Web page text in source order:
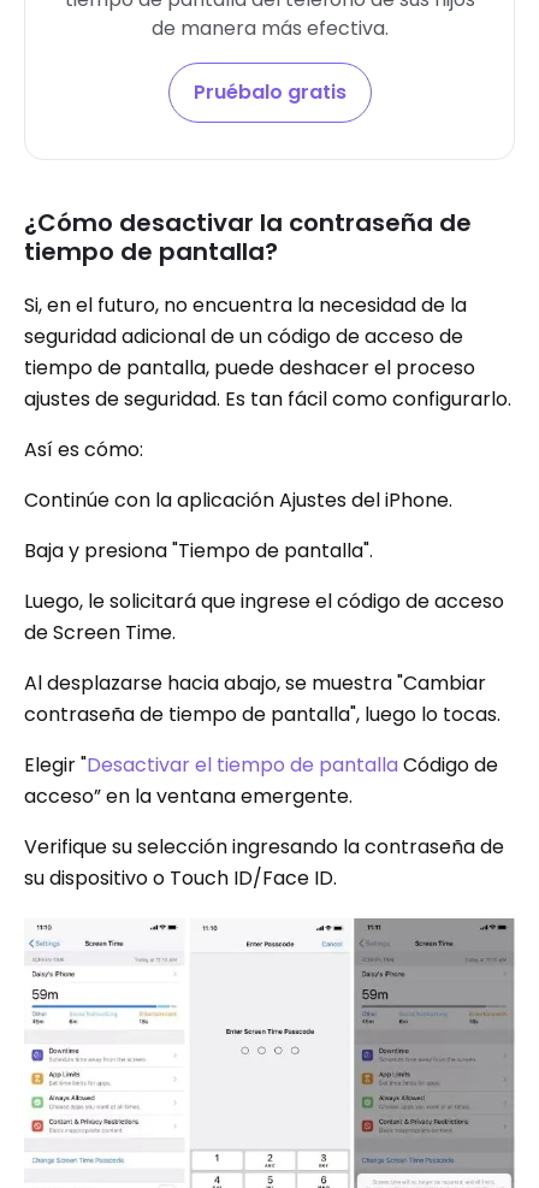
de manera más efectiva.
Pruébalo gratis
¿Cómo desactivar la contraseña de
tiempo de pantalla?
Si, en el futuro, no encuentra la necesidad de la
seguridad adicional de un código de acceso de
tiempo de pantalla, puede deshacer el proceso
ajustes de seguridad. Es tan fácil como configurarlo.
Así es cómo:
Continúe con la aplicación Ajustes del iPhone.
Baja y presiona "Tiempo de pantalla".
Luego, le solicitará que ingrese el código de acceso
de Screen Time.
Al desplazarse hacia abajo, se muestra "Cambiar
contraseña de tiempo de pantalla", luego lo tocas.
Elegir "Desactivar el tiempo de pantalla Código de
acceso” en la ventana emergente.
Verifique su selección ingresando la contraseña de
su dispositivo o Touch ID/Face ID.